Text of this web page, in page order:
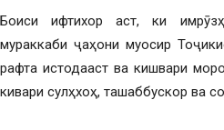
Боиси ифтихор аст, ки
мураккаби ҷаҳони муосир
рафта истодааст ва кишвари
кивари сулҳхоҳ, ташаббускор ва